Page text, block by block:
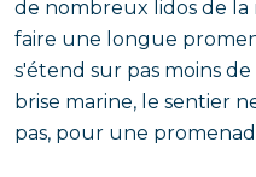
de nombreux lidos de la
faire une longue
s'étend sur pas moins
brise marine, le sentier
pas, pour une